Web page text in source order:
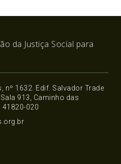
da Justiça Social para
nº 1632. Edif. Salvador Trade
913, Caminho das
41820-020